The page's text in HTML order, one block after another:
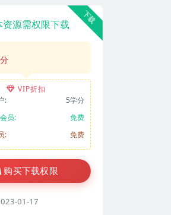
下载
资源需权限下载
VIP折扣
:
5学分
员:
免费
:
免费
购买下载权限
01-17